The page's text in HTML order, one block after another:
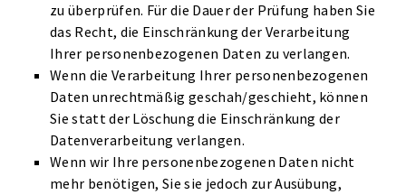
zu überprüfen. Für die Dauer der Prüfung haben Sie
das Recht, die Einschränkung der Verarbeitung
Ihrer personenbezogenen Daten zu verlangen.
Wenn die Verarbeitung Ihrer personenbezogenen
Daten unrechtmäßig geschah/geschieht, können
Sie statt der Löschung die Einschränkung der
Datenverarbeitung verlangen.
Wenn wir Ihre personenbezogenen Daten nicht
mehr benötigen, Sie sie jedoch zur Ausübung,